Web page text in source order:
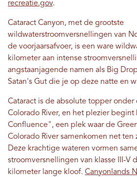
recreatie.gov.
Cataract Canyon, met de grootste
wildwaterstroomversnellingen van
de voorjaarsafvoer, is een ware
kilometer aan intense
angstaanjagende namen als Big
Satan's Gut die je op deze natte en
Cataract is de absolute topper
Colorado River, en het plezier begint
Confluence", een plek waar de
Colorado River samenkomen net ten
Deze krachtige wateren vormen
stroomversnellingen van klasse III-V
kilometer lange kloof. Canyonlands